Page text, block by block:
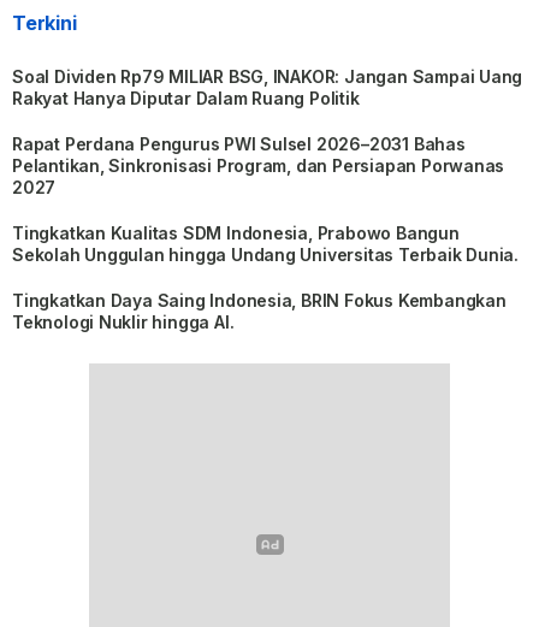
Terkini
Soal Dividen Rp79 MILIAR BSG, INAKOR: Jangan Sampai Uang
Rakyat Hanya Diputar Dalam Ruang Politik
Rapat Perdana Pengurus PWI Sulsel 2026–2031 Bahas
Pelantikan, Sinkronisasi Program, dan Persiapan Porwanas
2027
Tingkatkan Kualitas SDM Indonesia, Prabowo Bangun
Sekolah Unggulan hingga Undang Universitas Terbaik Dunia.
Tingkatkan Daya Saing Indonesia, BRIN Fokus Kembangkan
Teknologi Nuklir hingga AI.